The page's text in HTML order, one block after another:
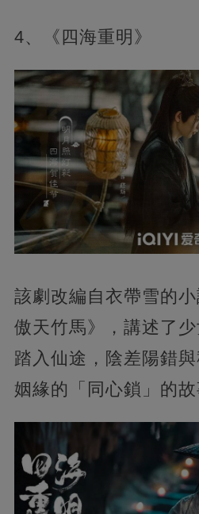
4、《四海重明》
該劇改編自衣帶雪的
傲天竹馬》，講述了
踏入仙途，陰差陽錯
姻緣的「同心鎖」的故